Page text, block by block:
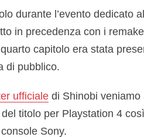
durante l’evento dedicato
in precedenza con i
capitolo era stata
di pubblico.
ufficialedi Shinobi veniamo
titolo per Playstation 4
Sony.